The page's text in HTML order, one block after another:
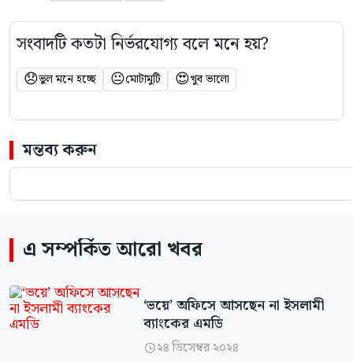
সংবাদটি কতটা নির্ভরযোগ্য বলে মনে হয়?
😞ভুল মনে হচ্ছে 😐মোটামুটি 😍খুব ভালো
মন্তব্য করুন
এ সম্পর্কিত আরো খবর
‘ভয়ে’ অ‌ফিসে আসছেন না ইসলামী
ব্যাংকের এমডি
২৪ ডিসেম্বর ২০২৪